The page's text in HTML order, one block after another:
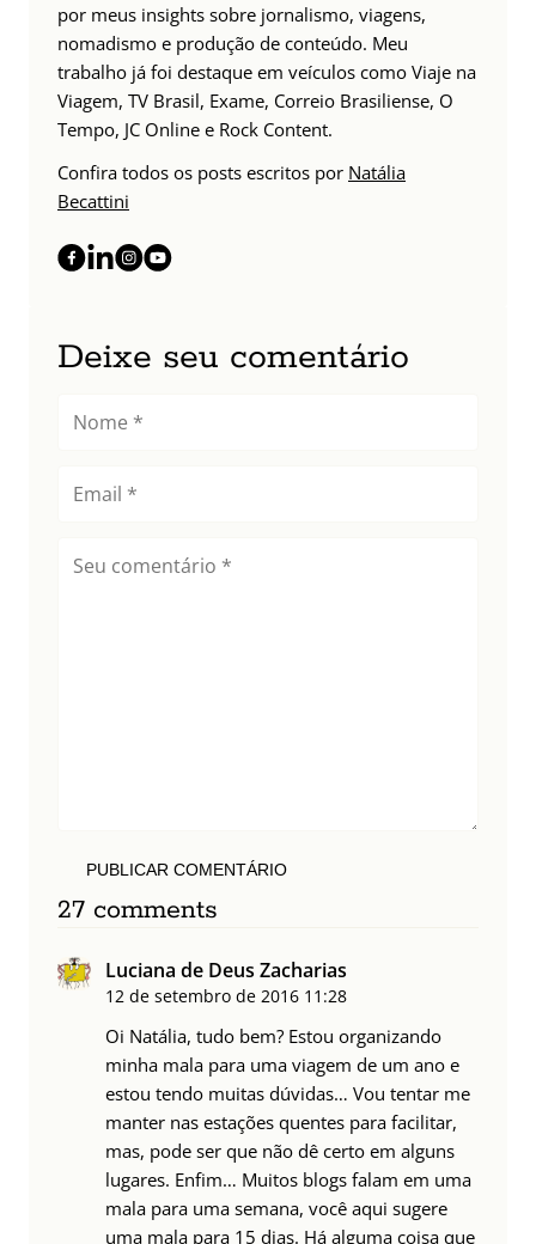
por meus insights sobre jornalismo, viagens,
nomadismo e produção de conteúdo. Meu
trabalho já foi destaque em veículos como Viaje na
Viagem, TV Brasil, Exame, Correio Brasiliense, O
Tempo, JC Online e Rock Content.
Confira todos os posts escritos por Natália
Becattini
Deixe seu comentário
PUBLICAR COMENTÁRIO
27 comments
Luciana de Deus Zacharias
12 de setembro de 2016 11:28
Oi Natália, tudo bem? Estou organizando
minha mala para uma viagem de um ano e
estou tendo muitas dúvidas… Vou tentar me
manter nas estações quentes para facilitar,
mas, pode ser que não dê certo em alguns
lugares. Enfim… Muitos blogs falam em uma
mala para uma semana, você aqui sugere
uma mala para 15 dias. Há alguma coisa que